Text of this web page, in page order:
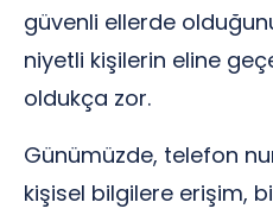
güvenli ellerde
niyetli kişilerin eline
oldukça zor.
Günümüzde, telefon
kişisel bilgilere erişim,